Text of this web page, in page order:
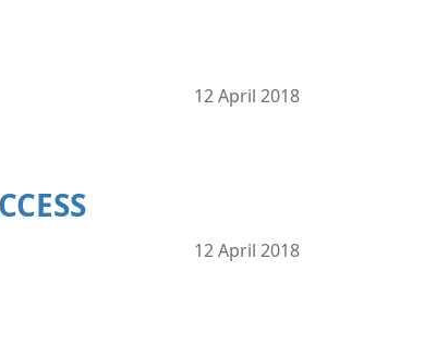
12 April 2018
12 April 2018